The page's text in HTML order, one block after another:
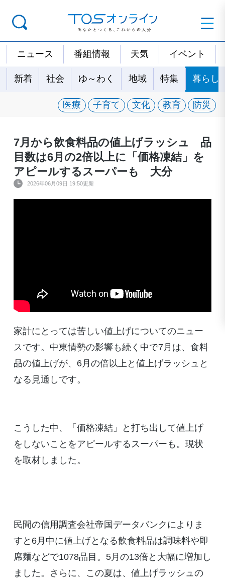
ニュース 番組情報 天気 イベント
新着 社会 ゆ～わく 地域 特集 暮らし
医療 子育て 文化 教育 防災
7月から飲食料品の値上げラッシュ 品
目数は6月の2倍以上に「価格凍結」を
アピールするスーパーも 大分
2026年06月09日 19:50更新
家計にとっては苦しい値上げについてのニュー
スです。中東情勢の影響も続く中で7月は、食料
品の値上げが、6月の倍以上と値上げラッシュと
なる見通しです。
こうした中、「価格凍結」と打ち出して値上げ
をしないことをアピールするスーパーも。現状
を取材しました。
民間の信用調査会社帝国データバンクによりま
すと6月中に値上げとなる飲食料品は調味料や即
席麺などで1078品目。5月の13倍と大幅に増加し
ました。さらに、この夏は、値上げラッシュの